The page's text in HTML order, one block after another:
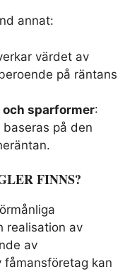
annat:
värdet av
på räntans
sparformer:
på den
FINNS?
realisation av
av
fåmansföretag kan